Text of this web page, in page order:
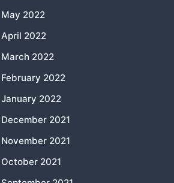
May 2022
April 2022
March 2022
February 2022
January 2022
December 2021
November 2021
October 2021